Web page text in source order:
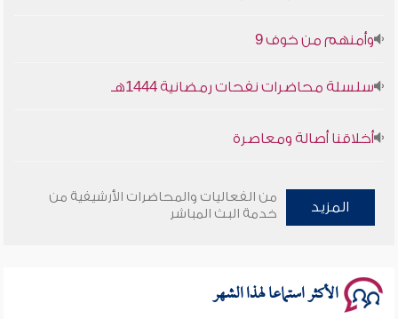
سلسلة محاضرات نفحات رمضانية 1444هـ
المزيد
من الفعاليات والمحاضرات الأرشيفية من
خدمة البث المباشر
الأكثر استماعا لهذا الشهر